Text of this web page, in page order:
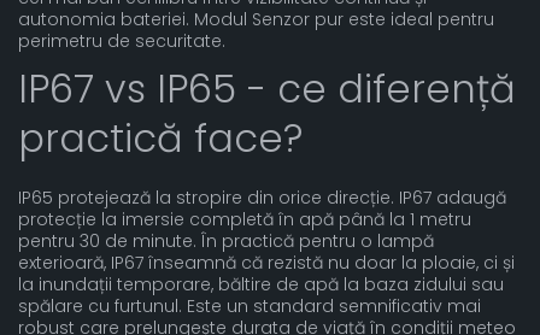
autonomia bateriei. Modul Senzor pur este ideal pentru
perimetru de securitate.
IP67 vs IP65 - ce diferență
practică face?
IP65 protejează la stropire din orice direcție. IP67 adaugă
protecție la imersie completă în apă până la 1 metru
pentru 30 de minute. În practică pentru o lampă
exterioară, IP67 înseamnă că rezistă nu doar la ploaie, ci și
la inundații temporare, băltire de apă la baza zidului sau
spălare cu furtunul. Este un standard semnificativ mai
robust care prelungește durata de viață în condiții meteo